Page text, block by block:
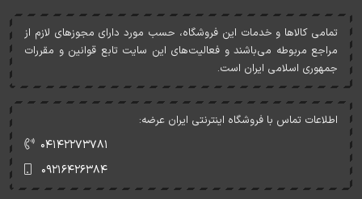
تمامی کالاها و خدمات اين فروشگاه، حسب مورد دارای مجوزهای لازم از
مراجع مربوطه می‌باشند و فعاليت‌های اين سايت تابع قوانين و مقررات
جمهوری اسلامی ايران است.
اطلاعات تماس با فروشگاه اینترنتی ایران عرضه:
۰۴۱۴۲۲۷۳۷۸۱
۰۹۲۱۶۴۲۶۳۸۴